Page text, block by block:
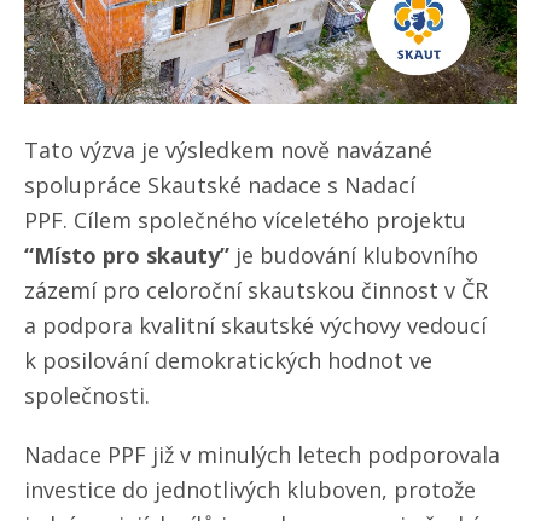
Tato výzva je výsledkem nově navázané
spolupráce Skautské nadace s Nadací
PPF. Cílem společného víceletého projektu
“Místo pro skauty” je budování klubovního
zázemí pro celoroční skautskou činnost v ČR
a podpora kvalitní skautské výchovy vedoucí
k posilování demokratických hodnot ve
společnosti.
Nadace PPF již v minulých letech podporovala
investice do jednotlivých kluboven, protože